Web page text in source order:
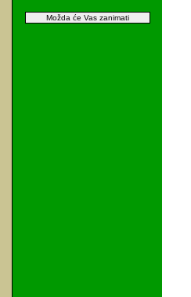
Možda će Vas zanimati